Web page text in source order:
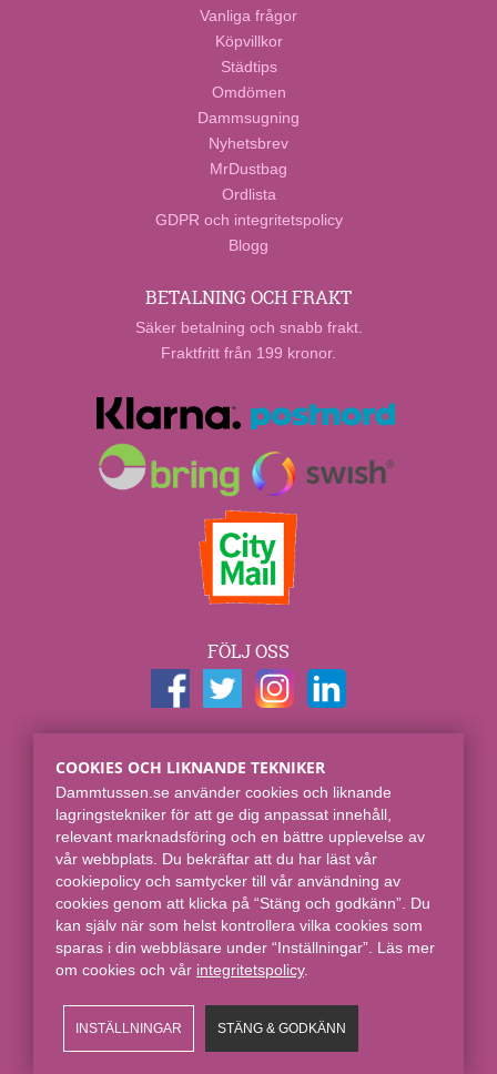
Vanliga frågor
Köpvillkor
Städtips
Omdömen
Dammsugning
Nyhetsbrev
MrDustbag
Ordlista
GDPR och integritetspolicy
Blogg
BETALNING OCH FRAKT
Säker betalning och snabb frakt.
Fraktfritt från 199 kronor.
FÖLJ OSS
Spjut E-commerce Group AB
Skaraborgsgatan 7
118 46 Stockholm
Online sedan 2008.
COOKIES OCH LIKNANDE TEKNIKER
Dammtussen.se använder cookies och liknande
lagringstekniker för att ge dig anpassat innehåll,
relevant marknadsföring och en bättre upplevelse av
vår webbplats. Du bekräftar att du har läst vår
cookiepolicy och samtycker till vår användning av
cookies genom att klicka på “Stäng och godkänn”. Du
kan själv när som helst kontrollera vilka cookies som
sparas i din webbläsare under “Inställningar”. Läs mer
om cookies och vår integritetspolicy​.
INSTÄLLNINGAR STÄNG & GODKÄNN